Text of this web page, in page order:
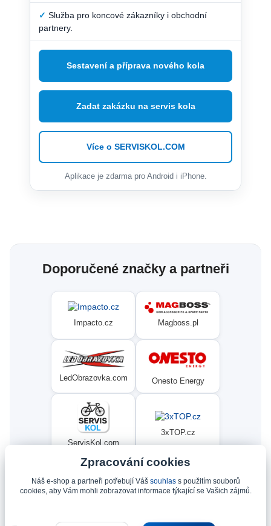
✓ Služba pro koncové zákazníky i obchodní
partnery.
Sestavení a příprava nového kola
Zadat zakázku na servis kola
Více o SERVISKOL.COM
Aplikace je zdarma pro Android i iPhone.
Doporučené značky a partneři
Impacto.cz Magboss.pl
LedObrazovka.com Onesto Energy
ServisKol.com
3xTOP.cz
Condat Ninex.cz
Zpracování cookies
Náš e-shop a partneři potřebují Váš souhlass použitím souborů
cookies, aby Vám mohli zobrazovat informace týkající se Vašich zájmů.